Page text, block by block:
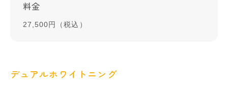
料金
27,500円（税込）
デュアルホワイトニング